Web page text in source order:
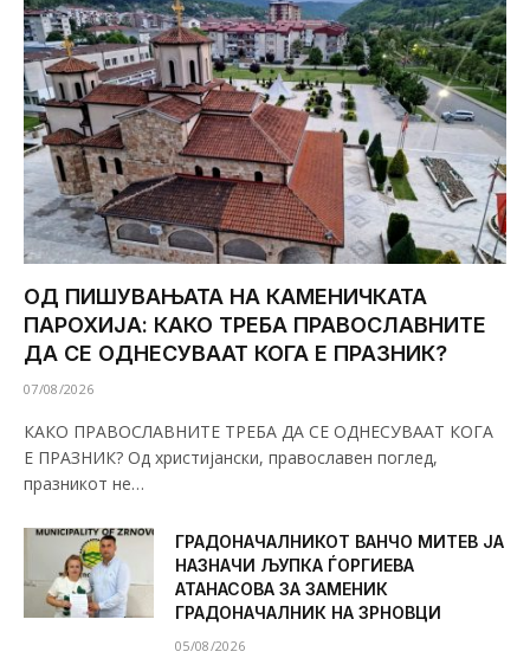
ОД ПИШУВАЊАТА НА КАМЕНИЧКАТА
ПАРОХИЈА: КАКО ТРЕБА ПРАВОСЛАВНИТЕ
ДА СЕ ОДНЕСУВААТ КОГА Е ПРАЗНИК?
07/08/2026
КАКО ПРАВОСЛАВНИТЕ ТРЕБА ДА СЕ ОДНЕСУВААТ КОГА
Е ПРАЗНИК? Од христијански, православен поглед,
празникот не…
ГРАДОНАЧАЛНИКОТ ВАНЧО МИТЕВ ЈА
НАЗНАЧИ ЉУПКА ЃОРГИЕВА
АТАНАСОВА ЗА ЗАМЕНИК
ГРАДОНАЧАЛНИК НА ЗРНОВЦИ
05/08/2026